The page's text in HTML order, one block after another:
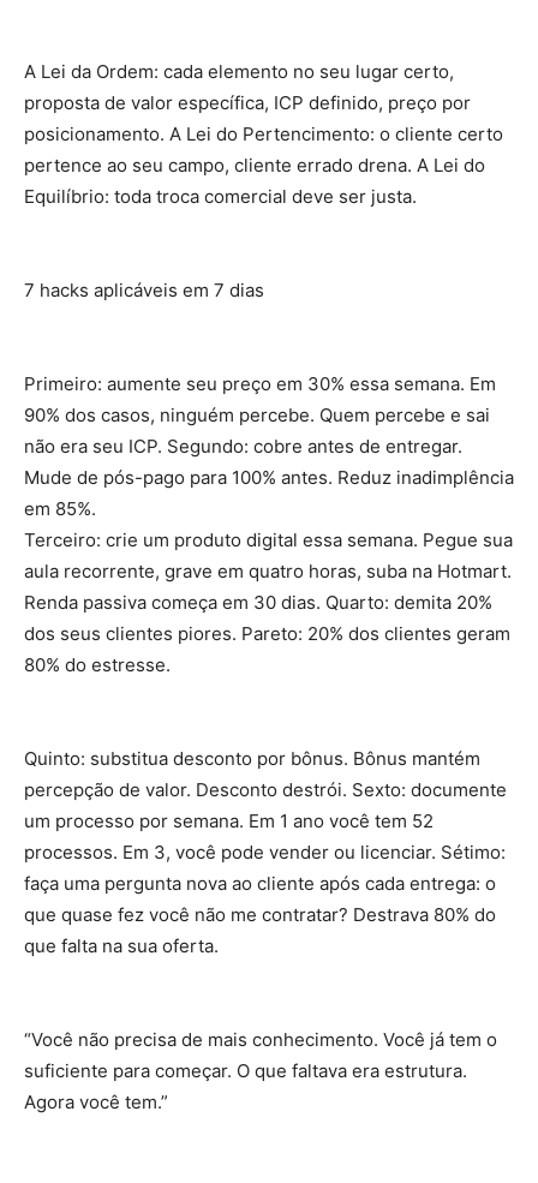
A Lei da Ordem: cada elemento no seu lugar certo,
proposta de valor específica, ICP definido, preço por
posicionamento. A Lei do Pertencimento: o cliente certo
pertence ao seu campo, cliente errado drena. A Lei do
Equilíbrio: toda troca comercial deve ser justa.
7 hacks aplicáveis em 7 dias
Primeiro: aumente seu preço em 30% essa semana. Em
90% dos casos, ninguém percebe. Quem percebe e sai
não era seu ICP. Segundo: cobre antes de entregar.
Mude de pós-pago para 100% antes. Reduz inadimplência
em 85%.
Terceiro: crie um produto digital essa semana. Pegue sua
aula recorrente, grave em quatro horas, suba na Hotmart.
Renda passiva começa em 30 dias. Quarto: demita 20%
dos seus clientes piores. Pareto: 20% dos clientes geram
80% do estresse.
Quinto: substitua desconto por bônus. Bônus mantém
percepção de valor. Desconto destrói. Sexto: documente
um processo por semana. Em 1 ano você tem 52
processos. Em 3, você pode vender ou licenciar. Sétimo:
faça uma pergunta nova ao cliente após cada entrega: o
que quase fez você não me contratar? Destrava 80% do
que falta na sua oferta.
“Você não precisa de mais conhecimento. Você já tem o
suficiente para começar. O que faltava era estrutura.
Agora você tem.”